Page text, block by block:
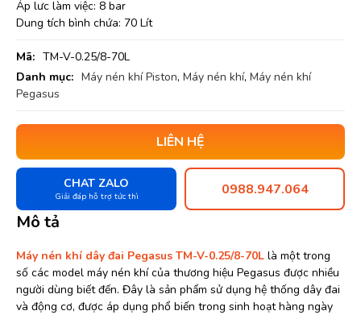
Áp lưc làm việc: 8 bar
Dung tích bình chứa: 70 Lít
Mã: TM-V-0.25/8-70L
Danh mục: Máy nén khí Piston, Máy nén khí, Máy nén khí
Pegasus
LIÊN HỆ
CHAT ZALO
Giải đáp hỗ trợ tức thì 0988.947.064
Mô tả
Máy nén khí dây đai Pegasus TM-V-0.25/8-70L là một trong
số các model máy nén khí của thương hiệu Pegasus được nhiều
người dùng biết đến. Đây là sản phẩm sử dụng hệ thống dây đai
và động cơ, được áp dụng phổ biến trong sinh hoạt hàng ngày